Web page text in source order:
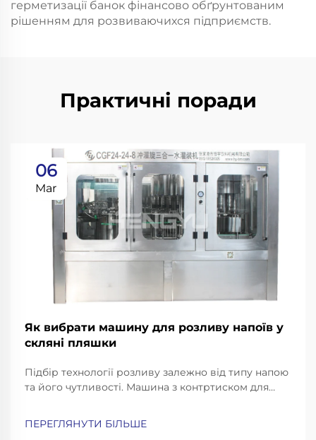
герметизації банок фінансово обґрунтованим
рішенням для розвиваючихся підприємств.
Практичні поради
06
Mar
Як вибрати машину для розливу напоїв у
скляні пляшки
Підбір технології розливу залежно від типу напою
та його чутливості. Машина з контртиском для
особливо обережного розливу, щоб зберегти їх
ПЕРЕГЛЯНУТИ БІЛЬШЕ